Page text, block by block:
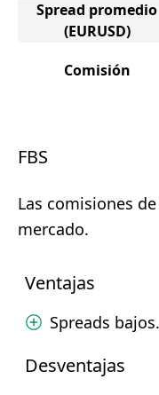
Spread promedio
(EURUSD)
Comisión
FBS
Las comisiones
mercado.
Ventajas
Spreads bajos.
Desventajas